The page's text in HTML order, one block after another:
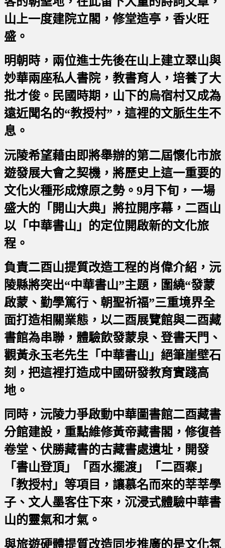
山上一度建院立閣，修堂造亭，香火旺
盛。
明朝時，兩位進士先後在山上建立翠山與
妙華兩座私人書院，教書育人，培養了大
批才俊。民國時期，山下的烏宿村又成為
遠近聞名的“教授村”，這裡的文脈生生不
息。
沅陵希望藉由即將舉辦的第二屆懷化市旅
遊發展大會之契機，將歷史上這一重要的
文化火種形成燎原之勢。9月下旬，一場
盛大的「開山大典」將拉開序幕，二酉山
以「中華書山」的定位開啟新的文化旅
程。
負責二酉山提質改造工程的肖偉介紹，沅
陵縣將突出“中華書山”主題，圍繞“發蒙
啟蒙、勤學篤行、朝聖祈福”三重境界全
面打造相關業態，以二酉展覽館與二酉藏
書館為串聯，體驗飲發蒙泉、登書天門、
觀黃永玉老先生「中華書山」絕筆崖壁石
刻，把這裡打造成中國研發教育實踐高
地。
同時，沅陵力爭啟動中華圖書館二酉藏書
分館建設，重點維修黃帝藏書閣，修復善
卷堂、伏勝藏書的古藏書處遺址，開發
「書山登頂」「酉水擺渡」「二酉寨」
「教授村」等項目，讓慕名而來的莘莘學
子、文人墨客住下來，沉浸式體驗中華書
山的靈氣和才氣。
與旅遊硬體提質改造同步推廣的是文化氛